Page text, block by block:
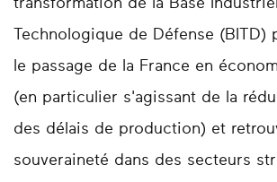
Technologique de Défense (BITD)
le passage de la France en
(en particulier s'agissant de la
des délais de production) et
souveraineté dans des secteurs